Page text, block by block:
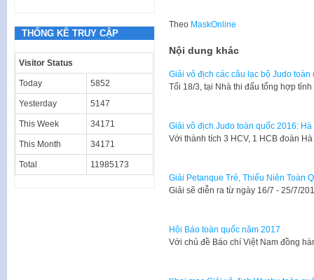
Theo MaskOnline
Nội dung khác
Giải vô địch các câu lạc bộ Judo toàn
Tối 18/3, tại Nhà thi đấu tổng hợp
Giải vô địch Judo toàn quốc 2016:
Với thành tích 3 HCV, 1 HCB đoàn
Giải Petanque Trẻ, Thiếu Niên Toàn
Giải sẽ diễn ra từ ngày 16/7 - 25/7/
Hội Báo toàn quốc năm 2017
Với chủ đề Báo chí Việt Nam đồng
THỐNG KÊ TRUY CẬP
Visitor Status
Today 5852
Yesterday 5147
This Week 34171
This Month 34171
Total 11985173